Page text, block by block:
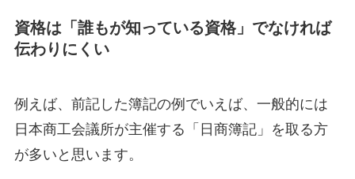
資格は「誰もが知っている資格」でなければ
伝わりにくい
例えば、前記した簿記の例でいえば、一般的には
日本商工会議所が主催する「日商簿記」を取る方
が多いと思います。